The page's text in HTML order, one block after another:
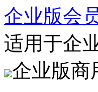
企业版会
适用于企
企业版商